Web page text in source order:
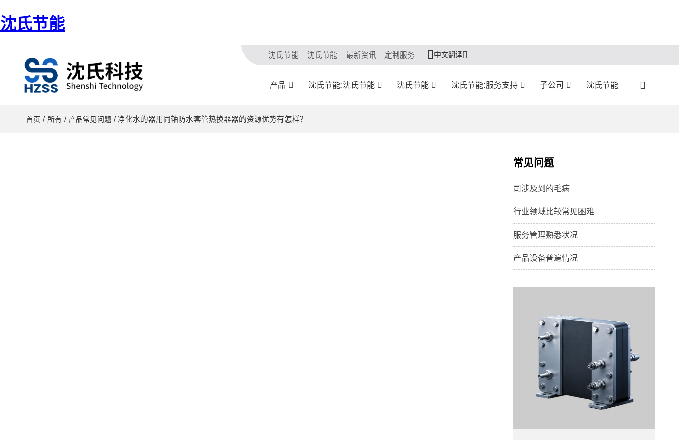
沈氏节能
沈氏节能 沈氏节能 最新资讯 定制服务 中文翻译
产品 沈氏节能:沈氏节能 沈氏节能 沈氏节能:服务支持 子公司 沈氏节能
首页 / 所有 / 产品常见问题 / 净化水的器用同轴防水套管热换器器的资源优势有怎样？
常见问题
司涉及到的毛病
行业领域比较常见困难
服务管理熟悉状况
产品设备普遍情况